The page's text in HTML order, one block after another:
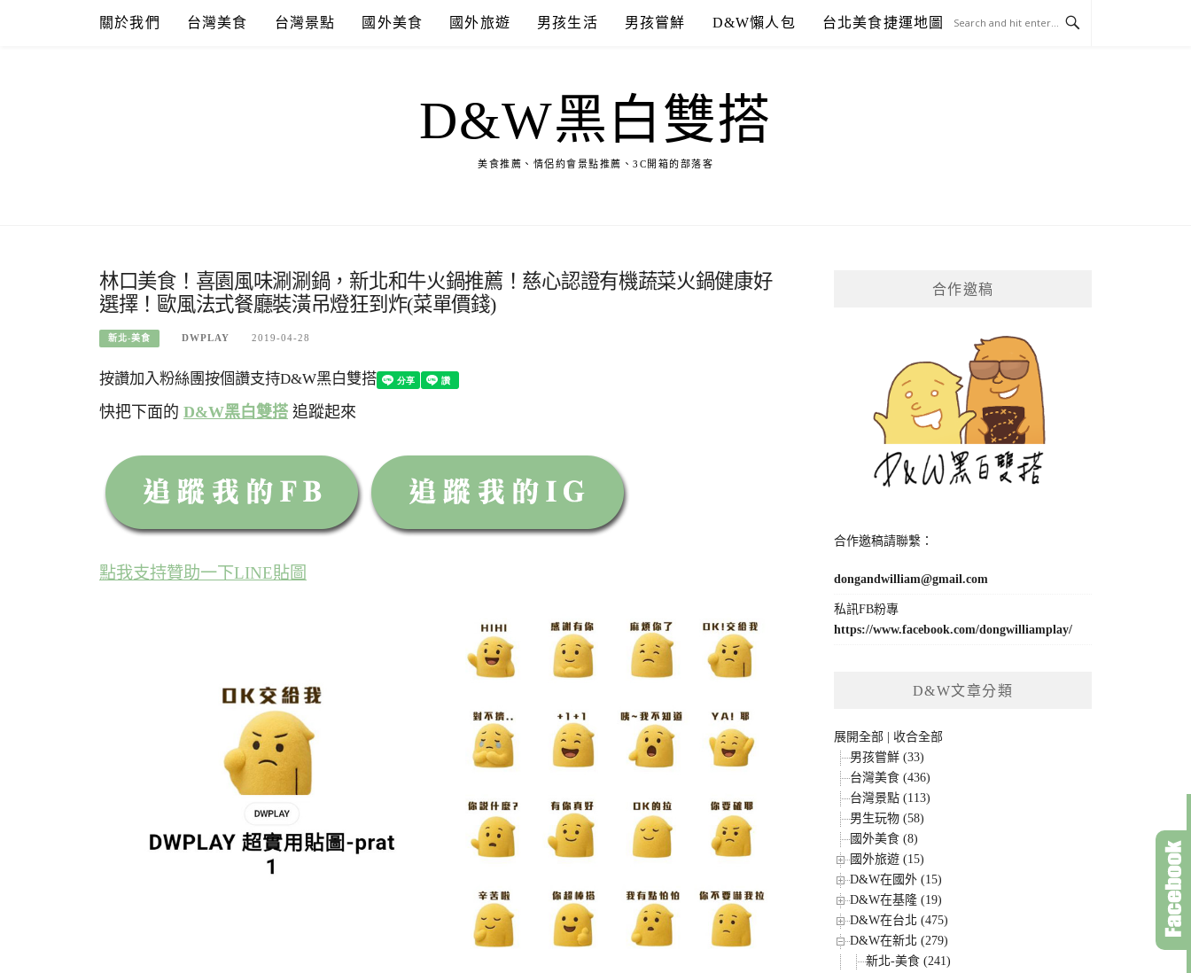
關於我們 台灣美食 台灣景點 國外美食 國外旅遊 男孩生活 男孩嘗鮮 D&W懶人包 台北美食捷運地圖
D&W黑白雙搭
美食推薦、情侶約會景點推薦、3C開箱的部落客
林口美食！喜園風味涮涮鍋，新北和牛火鍋推薦！慈心認證有機蔬菜火鍋健康好
選擇！歐風法式餐廳裝潢吊燈狂到炸(菜單價錢)
新北-美食 DWPLAY 2019-04-28
按讚加入粉絲團按個讚支持D&W黑白雙搭
快把下面的 D&W黑白雙搭 追蹤起來
點我支持贊助一下LINE貼圖
合作邀稿
合作邀稿請聯繫：
dongandwilliam@gmail.com
私訊FB粉專
https://www.facebook.com/dongwilliamplay/
D&W文章分類
展開全部
收合全部
男孩嘗鮮 (33)
台灣美食 (436)
台灣景點 (113)
男生玩物 (58)
國外美食 (8)
國外旅遊 (15)
D&W在國外 (15)
D&W在基隆 (19)
D&W在台北 (475)
D&W在新北 (279)
新北-美食 (241)